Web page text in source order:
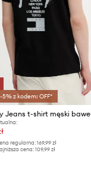
z kodem: OFF*
regularna: 169,99 zł
cena: 109,99 zł